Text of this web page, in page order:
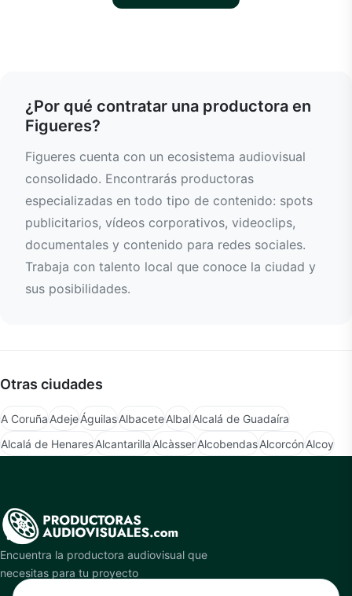
¿Por qué contratar una productora en
Figueres?
Figueres cuenta con un ecosistema audiovisual
consolidado. Encontrarás productoras
especializadas en todo tipo de contenido: spots
publicitarios, vídeos corporativos, videoclips,
documentales y contenido para redes sociales.
Trabaja con talento local que conoce la ciudad y
sus posibilidades.
Otras ciudades
A CoruñaAdejeÁguilasAlbaceteAlbalAlcalá de Guadaíra
Alcalá de HenaresAlcantarillaAlcàsserAlcobendasAlcorcónAlcoy
Encuentra la productora audiovisual que
necesitas para tu proyecto